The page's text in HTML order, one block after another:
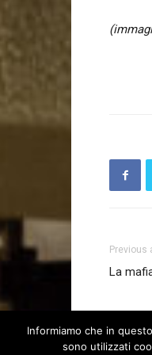
Previous
La
Informiamo che in
sono utilizzati